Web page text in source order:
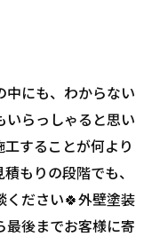
にも、わからない
いらっしゃると思い
することが何より
もりの段階でも、
ください🍀外壁塗装
最後までお客様に寄